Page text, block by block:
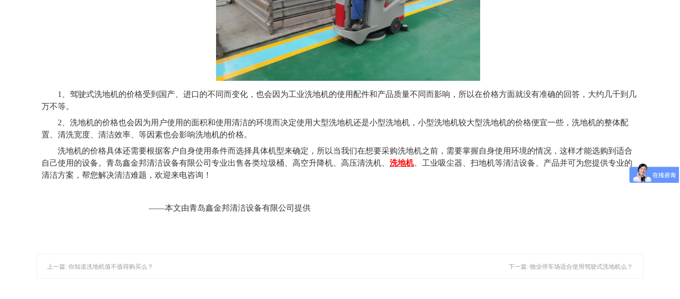
1、 驾驶式洗地机的价格受到国产、进口的不同而变化，也会因为工业洗地机的使用配件和产品质量不同而影响，所以在价格方面就没有准确的回答，大约几千到几
万不等。
2 、洗地机的价格也会因为用户使用的面积和使用清洁的环境而决定使用大型洗地机还是小型洗地机，小型洗地机较大型洗地机的价格便宜一些，洗地机的整体配
置、清洗宽度、清洁效率、等因素也会影响洗地机的价格。
洗地机的价格具体还需要根据客户自身使用条件而选择具体机型来确定，所以当我们在想要采购洗地机之前，需要掌握自身使用环境的情况，这样才能选购到适合
自己使用的设备。青岛鑫金邦清洁设备有限公司专业出售各类垃圾桶、高空升降机、高压清洗机、 洗地机、工业吸尘器、扫地机等清洁设备、产品并可为您提供专业的
清洁方案，帮您解决清洁难题，欢迎来电咨询！
——本文由青岛鑫金邦清洁设备有限公司提供
上一篇: 你知道洗地机值不值得购买么？ 下一篇: 物业停车场适合使用驾驶式洗地机么？